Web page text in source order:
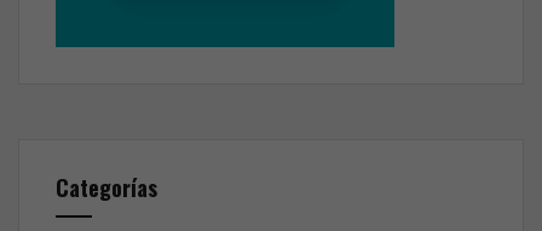
Categorías